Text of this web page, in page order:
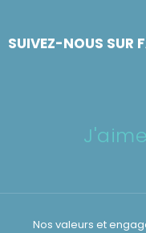
SUIVEZ-NOUS SUR
Nos valeurs et